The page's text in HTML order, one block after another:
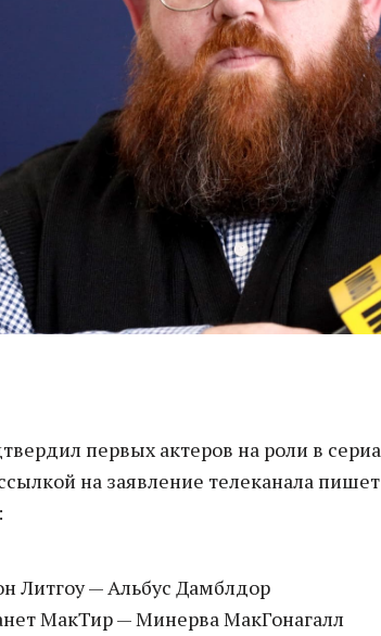
первых актеров на роли в
на заявление телеканала
:
Литгоу — Альбус Дамблдор
МакТир — Минерва МакГонагалл